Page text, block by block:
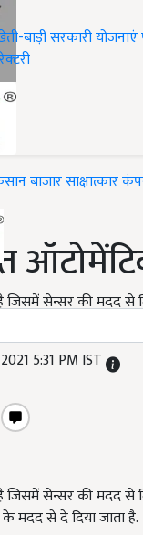
बाड़ीसरकारी योजनाएं
बाजारसाक्षात्कार
सेन्सर की मदद से
5:31 PM IST
सेन्सर की मदद से
के मदद से दे दिया जाता है.